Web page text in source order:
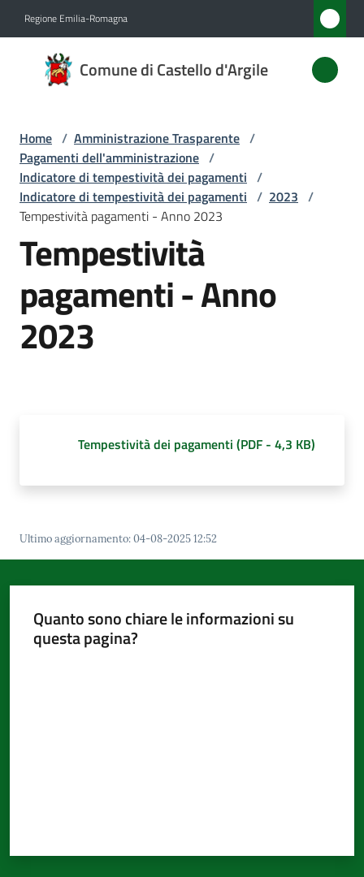
Regione Emilia-Romagna
Comune di Castello d'Argile
Comune
di
d'Argile
Amministrazione
Menu selezionato
Novità
Servizi
Vivere
Castello
Trasparente
Tutti
gli
Seguici
Home / Amministrazione Trasparente /
Pagamenti dell'amministrazione /
Indicatore di tempestività dei pagamenti /
Indicatore di tempestività dei pagamenti / 2023 /
Tempestività pagamenti - Anno 2023
Tempestività
pagamenti - Anno
2023
Tempestività dei pagamenti (PDF - 4,3 KB)
Ultimo aggiornamento:04-08-2025 12:52
Quanto sono chiare le informazioni su
questa pagina?